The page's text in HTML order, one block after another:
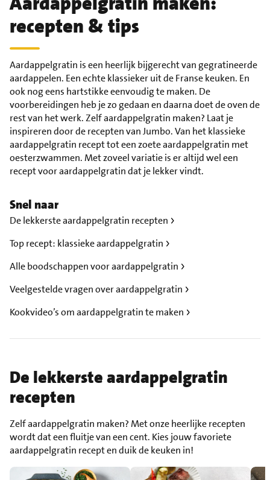
recepten & tips
Aardappelgratin is een heerlijk bijgerecht van gegratineerde
aardappelen. Een echte klassieker uit de Franse keuken. En
ook nog eens hartstikke eenvoudig te maken. De
voorbereidingen heb je zo gedaan en daarna doet de oven de
rest van het werk. Zelf aardappelgratin maken? Laat je
inspireren door de recepten van Jumbo. Van het klassieke
aardappelgratin recept tot een zoete aardappelgratin met
oesterzwammen. Met zoveel variatie is er altijd wel een
recept voor aardappelgratin dat je lekker vindt.
Snel naar
De lekkerste aardappelgratin recepten
Top recept: klassieke aardappelgratin
Alle boodschappen voor aardappelgratin
Veelgestelde vragen over aardappelgratin
Kookvideo’s om aardappelgratin te maken
De lekkerste aardappelgratin
recepten
Zelf aardappelgratin maken? Met onze heerlijke recepten
wordt dat een fluitje van een cent. Kies jouw favoriete
aardappelgratin recept en duik de keuken in!